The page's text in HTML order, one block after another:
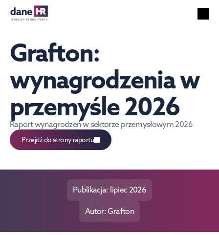
Usługi HR
Technologie
Cudzoziemcy
Wynagrodzenia
Szukaj PL
Grafton:
wynagrodzenia w
przemyśle 2026
Raport wynagrodzeń w sektorze przemysłowym 2026
Przejdź do strony raportu
Publikacja: lipiec 2026
Autor: Grafton